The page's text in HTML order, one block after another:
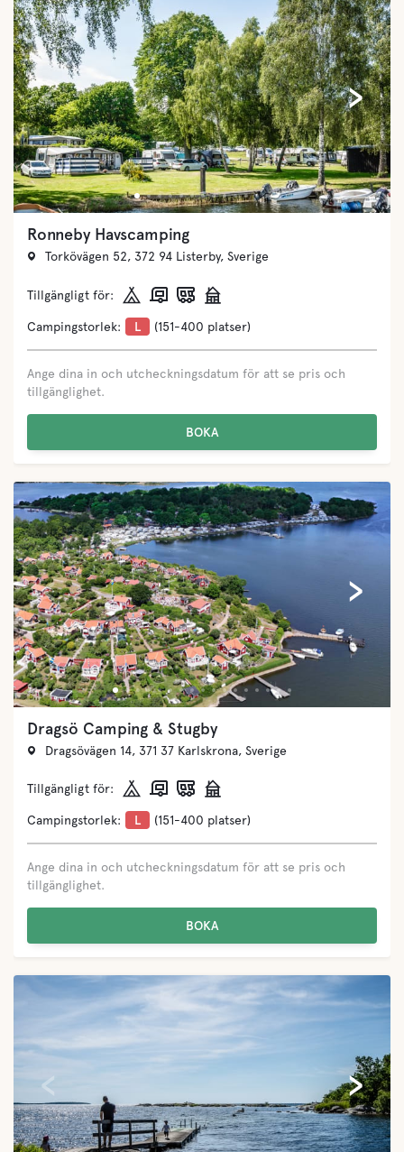
›
‹
Ronneby Havscamping
Torkövägen 52, 372 94 Listerby, Sverige
Tillgängligt för:
Campingstorlek: L (151-400 platser)
Ange dina in och utcheckningsdatum för att se pris och
tillgänglighet.
BOKA
›
‹
Dragsö Camping & Stugby
Dragsövägen 14, 371 37 Karlskrona, Sverige
Tillgängligt för:
Campingstorlek: L (151-400 platser)
Ange dina in och utcheckningsdatum för att se pris och
tillgänglighet.
BOKA
›
‹